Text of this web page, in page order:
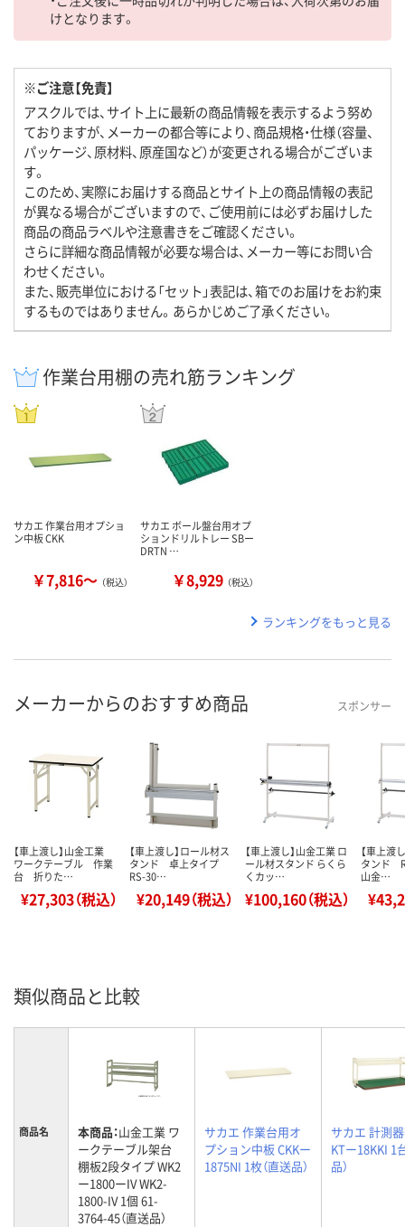
けとなります。
※ご注意【免責】
アスクルでは、サイト上に最新の商品情報を表示するよう努め
ておりますが、メーカーの都合等により、商品規格・仕様（容量、
パッケージ、原材料、原産国など）が変更される場合がございま
す。
このため、実際にお届けする商品とサイト上の商品情報の表記
が異なる場合がございますので、ご使用前には必ずお届けした
商品の商品ラベルや注意書きをご確認ください。
さらに詳細な商品情報が必要な場合は、メーカー等にお問い合
わせください。
また、販売単位における「セット」表記は、箱でのお届けをお約束
するものではありません。あらかじめご了承ください。
作業台用棚の売れ筋ランキング
サカエ 作業台用オプショ
ン中板 CKK
￥7,816～ （税込）
サカエ ボール盤台用オプ
ションドリルトレー SBー
DRTN …
￥8,929 （税込）
ランキングをもっと見る
メーカーからのおすすめ商品 スポンサー
【車上渡し】山金工業
ワークテーブル 作業
台 折りた…
¥27,303（税込）
【車上渡し】ロール材ス
タンド 卓上タイプ
RS-30…
¥20,149（税込）
【車上渡し】山金工業 ロ
ール材スタンド らくら
くカッ…
¥100,160（税込）
【車上渡
タンド
山金…
類似商品と比較
商品名 本商品：山金工業 ワ
ークテーブル架台
棚板2段タイプ WK2
ー1800ーIV WK2-
1800-IV 1個 61-
3764-45（直送品）
サカエ 作業台用オ
プション中板 CKKー
1875NI 1枚（直送品）
サカエ 計測
KTー18KKI 1
品）